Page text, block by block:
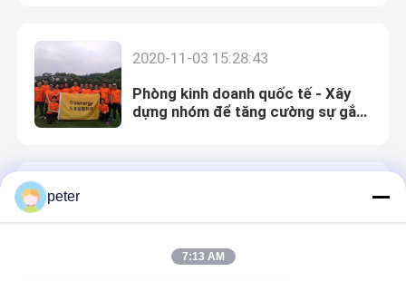
2020-11-03 15:28:43
Phòng kinh doanh quốc tế - Xây
dựng nhóm để tăng cường sự gắn
peter
7:13 AM